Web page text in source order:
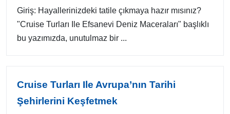
Giriş: Hayallerinizdeki tatile çıkmaya hazır mısınız?
"Cruise Turları Ile Efsanevi Deniz Maceraları" başlıklı
bu yazımızda, unutulmaz bir ...
Cruise Turları Ile Avrupa’nın Tarihi
Şehirlerini Keşfetmek